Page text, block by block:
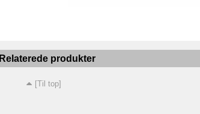
Relaterede produkter
[Til top]